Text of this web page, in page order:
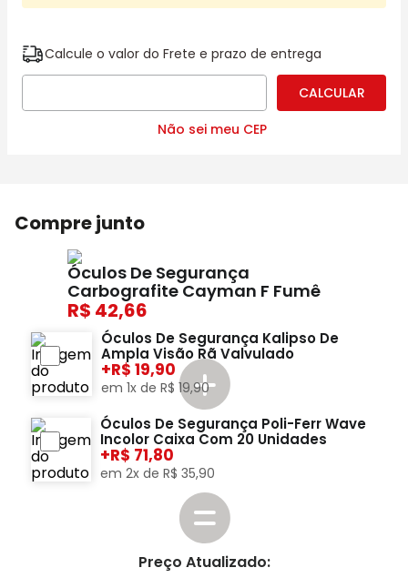
Calcule o valor do Frete e prazo de entrega
Não sei meu CEP
Compre junto
Óculos De Segurança
Carbografite Cayman F Fumê
42,66
Óculos De Segurança Kalipso De
Ampla Visão Rã Valvulado
+ 19,90
em1x deR$ 19,90
Óculos De Segurança Poli-Ferr Wave
Incolor Caixa Com 20 Unidades
+ 71,80
em 2x de R$ 35,90
Preço Atualizado: